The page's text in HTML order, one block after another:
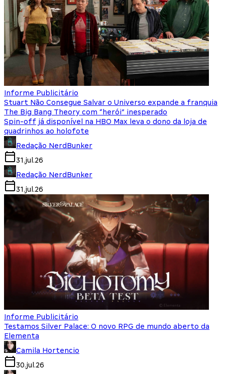
Informe Publicitário
Stuart Não Consegue Salvar o Universo expande a franquia
The Big Bang Theory com “herói” inesperado
Spin-off já disponível na HBO Max leva o dono da loja de
quadrinhos ao holofote
Redação NerdBunker
31.jul.26
Redação NerdBunker
31.jul.26
Informe Publicitário
Testamos Silver Palace: O novo RPG de mundo aberto da
Elementa
Camila Hortencio
30.jul.26